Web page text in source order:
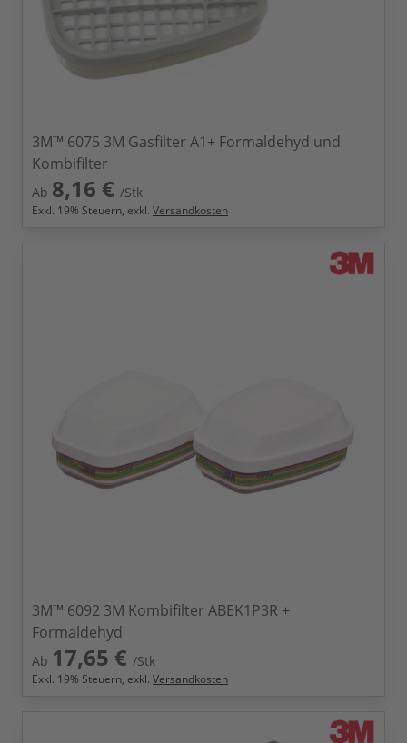
3M™ 6075 3M Gasfilter A1+ Formaldehyd und
Kombifilter
Ab 8,16 € /Stk
Exkl. 19% Steuern, exkl. Versandkosten
3M™ 6092 3M Kombifilter ABEK1P3R +
Formaldehyd
Ab 17,65 € /Stk
Exkl. 19% Steuern, exkl. Versandkosten